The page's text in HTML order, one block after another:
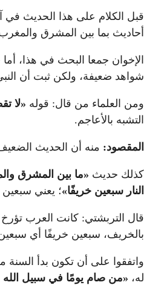
قبل الكلام على هذا الحديث
أحاديث بما بين المشرق والمغرب
الإخوان جمعا البحث في هذا،
شواهد ضعيفة، ولكن ثبت أن
ومن العلماء من قال: قوله «لا
التشبه بالأعاجم.
المقصود: منه أن الحديث
كذلك حديث «ما بين المشرق
النار سبعين خريفًا»؛ يعني
قال التربشتي: كانت العرب
بالخريف، سبعين خريفًا أي
واتفقوا على أن تكون بدأ
له، «من صام يومًا في سبيل الله